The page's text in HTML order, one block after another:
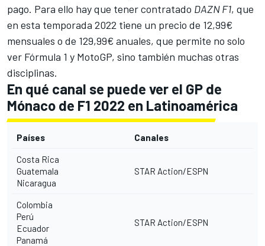
pago. Para ello hay que tener contratado DAZN F1, que
en esta temporada 2022 tiene un precio de 12,99€
mensuales o de 129,99€ anuales, que permite no solo
ver Fórmula 1 y MotoGP, sino también muchas otras
disciplinas.
En qué canal se puede ver el GP de
Mónaco de F1 2022 en Latinoamérica
Países Canales
Costa Rica
Guatemala
Nicaragua
STAR Action/ESPN
Colombia
Perú
Ecuador
Panamá
STAR Action/ESPN